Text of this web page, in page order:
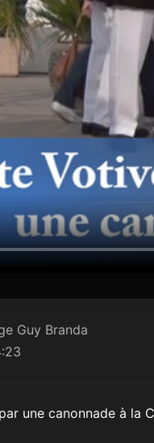
Guy Branda
une canonnade à la